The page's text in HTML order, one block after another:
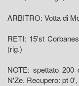
ARBITRO: Votta di
RETI: 15'st
(rig.)
NOTE: spettato 200
N'Ze. Recupero: pt 0',